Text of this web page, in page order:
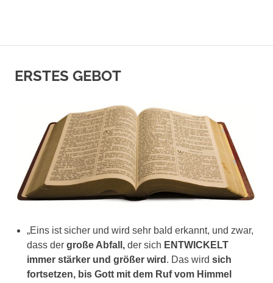
ERSTES GEBOT
„Eins ist sicher und wird sehr bald erkannt, und zwar,
dass der große Abfall, der sich ENTWICKELT
immer stärker und größer wird . Das wird sich
fortsetzen, bis Gott mit dem Ruf vom Himmel